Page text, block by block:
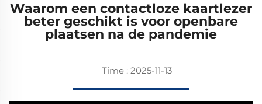
Waarom een contactloze kaartlezer
beter geschikt is voor openbare
plaatsen na de pandemie
Time : 2025-11-13